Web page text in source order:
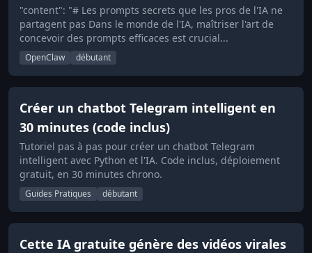
"content": "# Les prompts secrets que les pros de l'IA ne
partagent pas Dans le monde de l'IA, maîtriser l'art de
concevoir des prompts efficaces est crucial...
OpenClaw débutant
Créer un chatbot Telegram intelligent en
30 minutes (code inclus)
Tutoriel pas à pas pour créer un chatbot Telegram
intelligent avec Python et l'IA. Code inclus, déploiement
gratuit, en 30 minutes chrono.
Guides Pratiques débutant
Cette IA gratuite génère des vidéos virales